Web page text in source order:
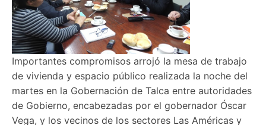
Importantes compromisos arrojó la mesa de trabajo
de vivienda y espacio público realizada la noche del
martes en la Gobernación de Talca entre autoridades
de Gobierno, encabezadas por el gobernador Óscar
Vega, y los vecinos de los sectores Las Américas y